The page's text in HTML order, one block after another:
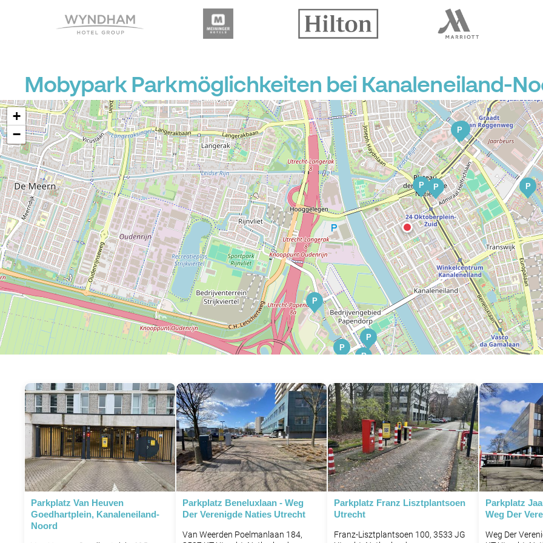
Mobypark Parkmöglichkeiten bei Kanaleneiland-
P P
P
P
P
P
P
P
P
P
+
−
Parkplatz Van Heuven
Goedhartplein, Kanaleneiland-
Noord
Parkplatz Beneluxlaan - Weg
Der Verenigde Naties Utrecht
Van Weerden Poelmanlaan 184,
Parkplatz Franz Lisztplantsoen
Utrecht
Franz-Lisztplantsoen 100, 3533 JG
Parkplatz
Weg Der
Weg Der